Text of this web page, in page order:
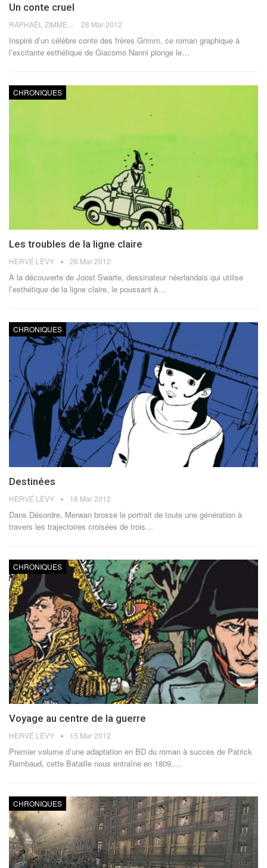
Un conte cruel
28 Mar 2012
Inspiré d’un célèbre conte des frères Grimm, ce roman graphique à
l’excitante esthétique de Giacomo Nanni plonge le…
CHRONIQUES
Les troubles de la ligne claire
HERVÉ LÉVY 26 Mar 2012
À la découverte de Joost Swarte, dessinateur néerlandais qui utilise
l’esthétique de la ligne claire, le poussant à…
CHRONIQUES
Destinées
HERVÉ LÉVY 16 Mar 2012
Dans Désordre, Merwan brosse le portrait de toute une génération à
travers les trajectoires croisées de trois…
CHRONIQUES
Voyage au centre de la guerre
HERVÉ LÉVY 15 Mar 2012
Premier volume d’une adaptation en BD du roman à succès de Patrick
Rambaud, cette Bataille nous entraîne en 1809,…
CHRONIQUES